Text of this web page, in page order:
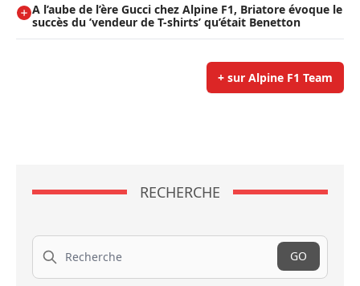
A l’aube de l’ère Gucci chez Alpine F1, Briatore évoque le
succès du ’vendeur de T-shirts’ qu’était Benetton
+ sur Alpine F1 Team
RECHERCHE
Recherche
GO